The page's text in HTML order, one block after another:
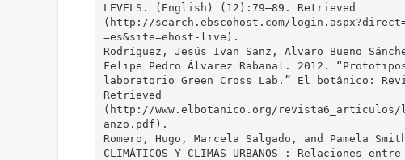
LEVELS. (English) (12):79–89. Retrieved
(http://search.ebscohost.com/
=es&site=ehost-live).
Rodríguez, Jesús Ivan Sanz, Alvaro Bueno
Felipe Pedro Álvarez Rabanal. 2012.
laboratorio Green Cross Lab.” El botânico:
Retrieved
(http://www.elbotanico.org/revista6_articulos/
anzo.pdf).
Romero, Hugo, Marcela Salgado, and Pamela
CLIMÁTICOS Y CLIMAS URBANOS : Relaciones